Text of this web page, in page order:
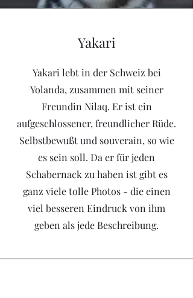
Yakari
Yakari lebt in der Schweiz bei
Yolanda, zusammen mit seiner
Freundin Nilaq. Er ist ein
aufgeschlossener, freundlicher Rüde.
Selbstbewußt und souverain, so wie
es sein soll. Da er für jeden
Schabernack zu haben ist gibt es
ganz viele tolle Photos - die einen
viel besseren Eindruck von ihm
geben als jede Beschreibung.